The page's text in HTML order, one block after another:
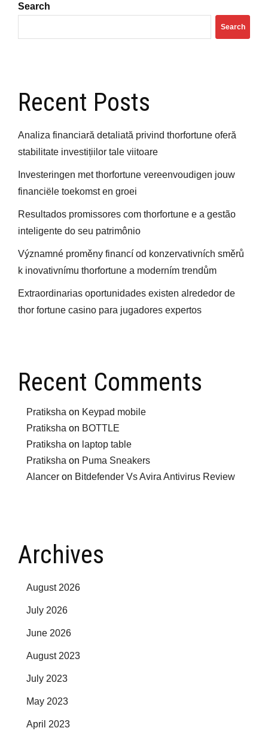
Search
Search
Recent Posts
Analiza financiară detaliată privind thorfortune oferă
stabilitate investițiilor tale viitoare
Investeringen met thorfortune vereenvoudigen jouw
financiële toekomst en groei
Resultados promissores com thorfortune e a gestão
inteligente do seu patrimônio
Významné proměny financí od konzervativních směrů
k inovativnímu thorfortune a moderním trendům
Extraordinarias oportunidades existen alrededor de
thor fortune casino para jugadores expertos
Recent Comments
Pratiksha on Keypad mobile
Pratiksha on BOTTLE
Pratiksha on laptop table
Pratiksha on Puma Sneakers
Alancer on Bitdefender Vs Avira Antivirus Review
Archives
August 2026
July 2026
June 2026
August 2023
July 2023
May 2023
April 2023